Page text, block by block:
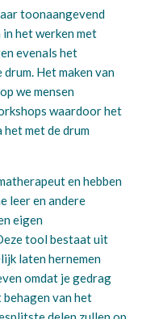
toonaangevend
het werken met
evenals het
Het maken van
we mensen
waardoor het
met de drum
en hebben
leer en andere
eigen
tool bestaat uit
laten hernemen
omdat je gedrag
van het